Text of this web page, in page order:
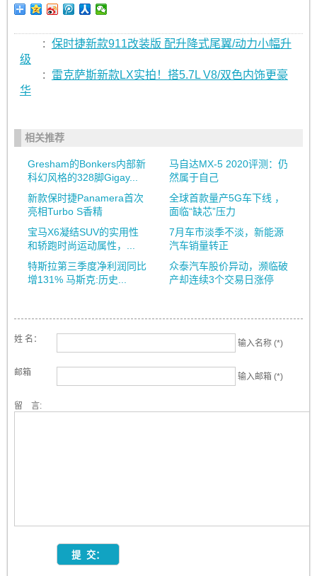
: 保时捷新款911改装版 配升降式尾翼/动力小幅升
级
:
雷克萨斯新款LX实拍！搭5.7L V8/双色内饰更豪
华
相关推荐
Gresham的Bonkers内部新
科幻风格的328脚Gigay...
马自达MX-5 2020评测：仍
然属于自己
新款保时捷Panamera首次
亮相Turbo S香精
全球首款量产5G车下线 ，
面临“缺芯”压力
宝马X6凝结SUV的实用性
和轿跑时尚运动属性，...
7月车市淡季不淡，新能源
汽车销量转正
特斯拉第三季度净利润同比
增131% 马斯克:历史...
众泰汽车股价异动，濒临破
产却连续3个交易日涨停
姓 名： 输入名称 (*)
邮箱 输入邮箱 (*)
留 言: